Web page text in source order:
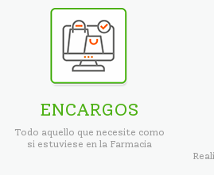
ENCARGOS
Todo aquello que necesite como
si estuviese en la Farmacia